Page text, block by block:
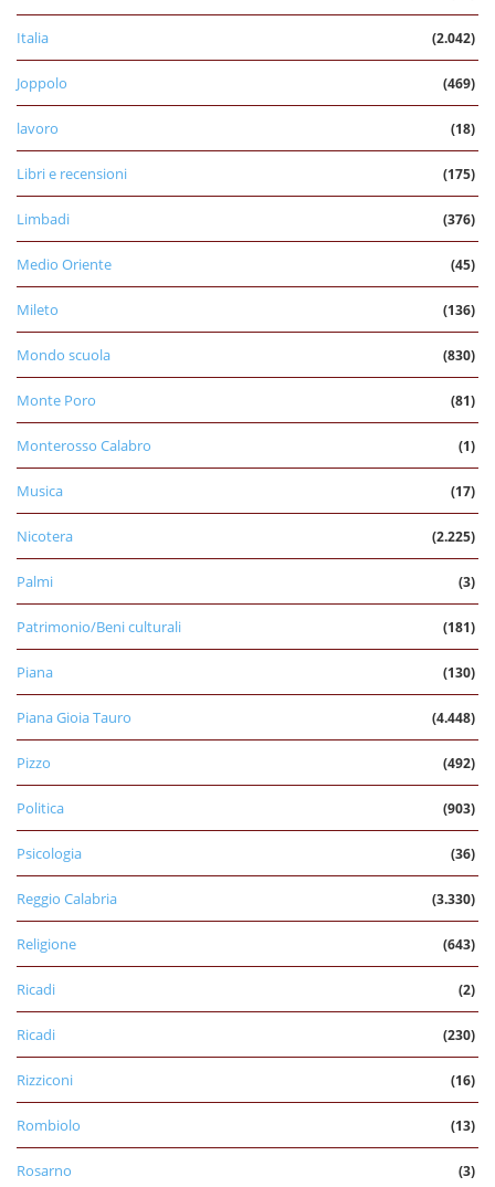
Italia (2.042)
Joppolo (469)
lavoro (18)
Libri e recensioni (175)
Limbadi (376)
Medio Oriente (45)
Mileto (136)
Mondo scuola (830)
Monte Poro (81)
Monterosso Calabro (1)
Musica (17)
Nicotera (2.225)
Palmi (3)
Patrimonio/Beni culturali (181)
Piana (130)
Piana Gioia Tauro (4.448)
Pizzo (492)
Politica (903)
Psicologia (36)
Reggio Calabria (3.330)
Religione (643)
Ricadi (2)
Ricadi (230)
Rizziconi (16)
Rombiolo (13)
Rosarno (3)